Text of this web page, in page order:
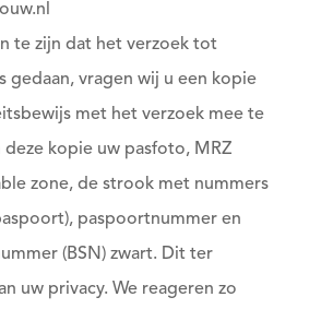
te zijn dat het verzoek tot
gedaan, vragen wij u een kopie
met het verzoek mee te
deze kopie uw pasfoto, MRZ
zone, de strook met nummers
paspoortnummer en
(BSN) zwart. Dit ter
uw privacy. We reageren zo